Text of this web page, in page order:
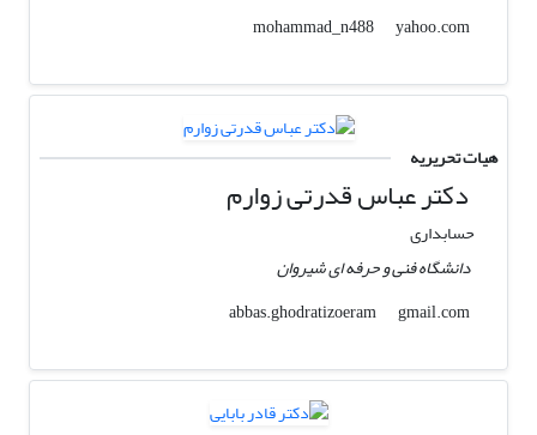
mohammad_n488
yahoo.com
هیات تحریریه
دکتر عباس قدرتی زوارم
حسابداری
دانشگاه فنی و حرفه ای شیروان
abbas.ghodratizoeram
gmail.com